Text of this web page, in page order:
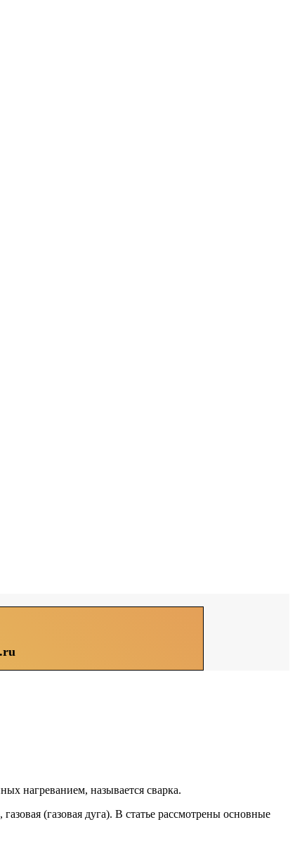
нагреванием, называется сварка.
(газовая дуга). В статье рассмотрены основные